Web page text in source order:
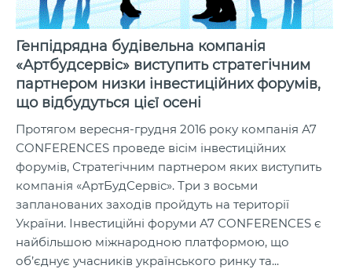
Генпідрядна будівельна компанія
«Артбудсервіс» виступить стратегічним
партнером низки інвестиційних форумів,
що відбудуться цієї осені
Протягом вересня-грудня 2016 року компанія А7
СONFERENCES проведе вісім інвестиційних
форумів, Стратегічним партнером яких виступить
компанія «АртБудСервіс». Три з восьми
запланованих заходів пройдуть на території
України. Інвестиційні форуми А7 СONFERENCES є
найбільшою міжнародною платформою, що
об’єднує учасників українського ринку та...